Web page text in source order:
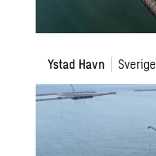
Ystad Havn Sverige
Ystad